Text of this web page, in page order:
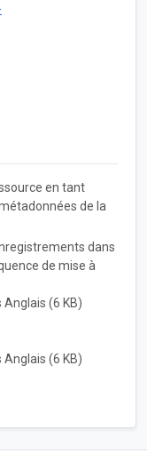
en tant
de la
dans
de mise à
Anglais (6 KB)
Anglais (6 KB)